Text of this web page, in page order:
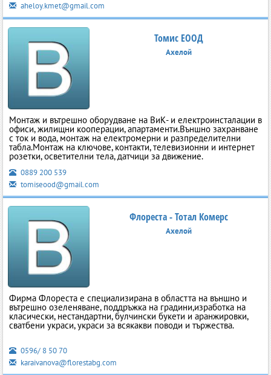
aheloy.kmet@gmail.com
Томис ЕООД
Ахелой
Монтаж и вътрешно оборудване на ВиК- и електроинсталации в
офиси, жилищни кооперации, апартаменти.Външно захранване
с ток и вода, монтаж на електромерни и разпределителни
табла.Монтаж на ключове, контакти, телевизионни и интернет
розетки, осветителни тела, датчици за движение.
0889 200 539
tomiseood@gmail.com
Флореста - Тотал Комерс
Ахелой
Фирма Флореста е специализирана в областта на външно и
вътрешно озеленяване, поддръжка на градини,изработка на
класически, нестандартни, булчински букети и аранжировки,
сватбени украси, украси за всякакви поводи и тържества.
0596/ 8 50 70
karaivanova@florestabg.com